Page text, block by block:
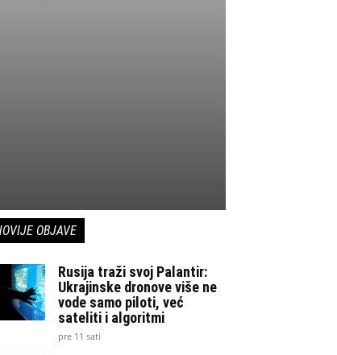
OBJAVE
Rusija traži svoj Palantir:
Ukrajinske dronove više ne
vode samo piloti, već
sateliti i algoritmi
pre 11 sati